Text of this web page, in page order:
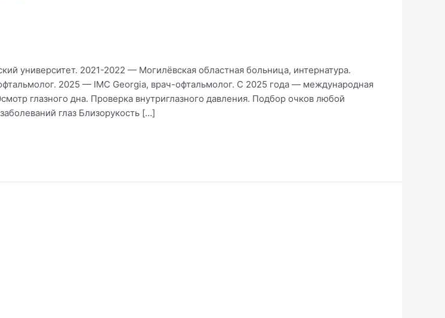
университет. 2021-2022 — Могилёвская областная больница, интернатура.
2025 — IMC Georgia, врач-офтальмолог. С 2025 года — международная
глазного дна. Проверка внутриглазного давления. Подбор очков любой
глаз Близорукость […]